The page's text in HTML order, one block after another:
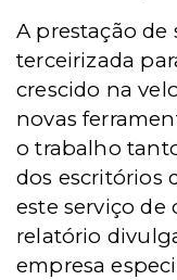
A prestação de
terceirizada
crescido na
novas
o trabalho
dos escritórios
este serviço
relatório
empresa